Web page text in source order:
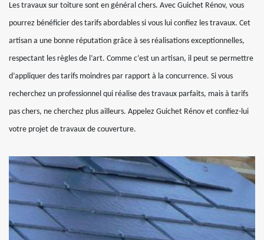
Les travaux sur toiture sont en général chers. Avec Guichet Rénov, vous
pourrez bénéficier des tarifs abordables si vous lui confiez les travaux. Cet
artisan a une bonne réputation grâce à ses réalisations exceptionnelles,
respectant les règles de l’art. Comme c’est un artisan, il peut se permettre
d’appliquer des tarifs moindres par rapport à la concurrence. Si vous
recherchez un professionnel qui réalise des travaux parfaits, mais à tarifs
pas chers, ne cherchez plus ailleurs. Appelez Guichet Rénov et confiez-lui
votre projet de travaux de couverture.